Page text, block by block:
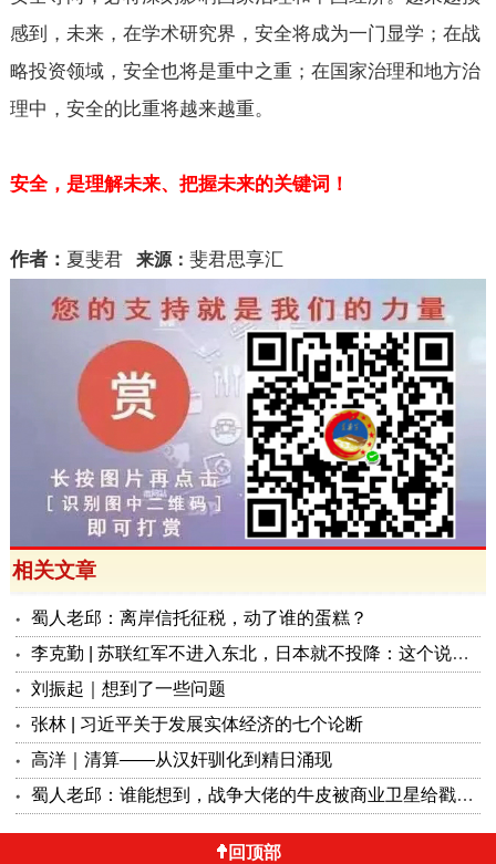
感到，未来，在学术研究界，安全将成为一门显学；在战
略投资领域，安全也将是重中之重；在国家治理和地方治
理中，安全的比重将越来越重。
安全，是理解未来、把握未来的关键词！
作者： 夏斐君 来源： 斐君思享汇
相关文章
蜀人老邱：离岸信托征税，动了谁的蛋糕？
李克勤 | 苏联红军不进入东北，日本就不投降：这个说法来自哪里？是否说得通？
刘振起｜想到了一些问题
张林 | 习近平关于发展实体经济的七个论断
高洋｜清算——从汉奸驯化到精日涌现
蜀人老邱：谁能想到，战争大佬的牛皮被商业卫星给戳破了？
回顶部